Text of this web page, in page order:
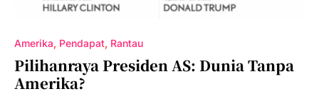
Amerika Pendapat Rantau
Pilihanraya Presiden AS: Dunia Tanpa
Amerika?